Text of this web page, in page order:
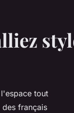
tout
des français